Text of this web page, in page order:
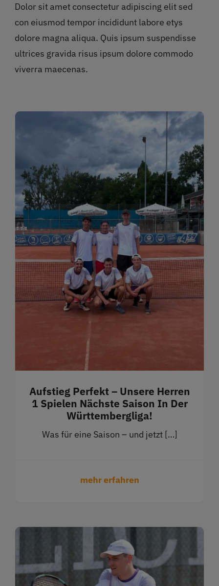
Dolor sit amet consectetur adipiscing elit sed
con eiusmod tempor incididunt labore etys
dolore magna aliqua. Quis ipsum suspendisse
ultrices gravida risus ipsum dolore commodo
viverra maecenas.
Aufstieg Perfekt – Unsere Herren
1 Spielen Nächste Saison In Der
Württembergliga!
Was für eine Saison – und jetzt […]
mehr erfahren